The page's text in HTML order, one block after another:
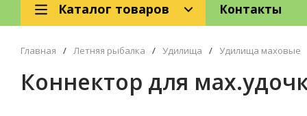
Каталог товаров Контакты
Главная / Летняя рыбалка / Удилища / Удилища маховые
Коннектор для